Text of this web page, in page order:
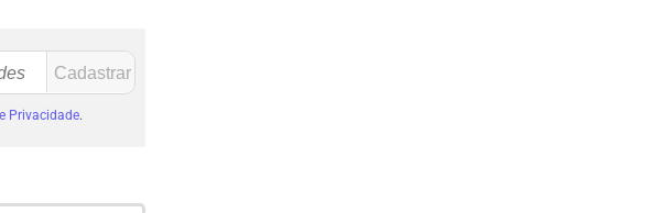
Privacidade.